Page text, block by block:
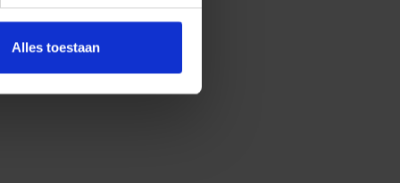
Alles toestaan